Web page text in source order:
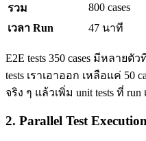
รวม
800 cases
เวลา Run
47 นาที
E2E tests 350 cases มีหลายตั
tests เราเอาออก เหลือแค่ 50
จริง ๆ แล้วเพิ่ม unit tests ที่
2. Parallel Test